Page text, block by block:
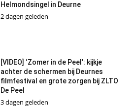
Helmondsingel in Deurne
2 dagen geleden
[VIDEO] ‘Zomer in de Peel’: kijkje
achter de schermen bij Deurnes
filmfestival en grote zorgen bij ZLTO
De Peel
3 dagen geleden